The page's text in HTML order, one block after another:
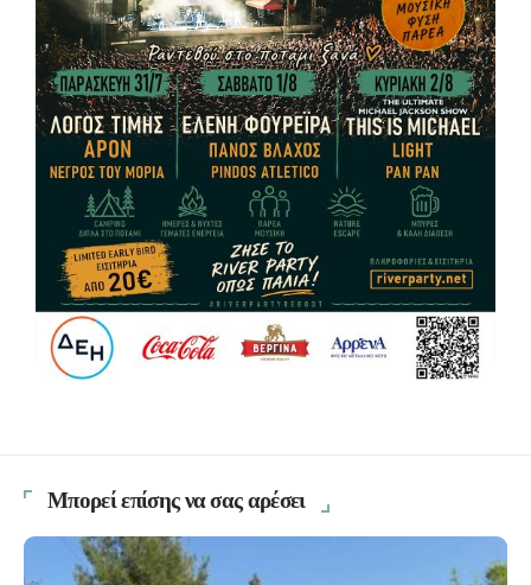
Μπορεί επίσης να σας αρέσει